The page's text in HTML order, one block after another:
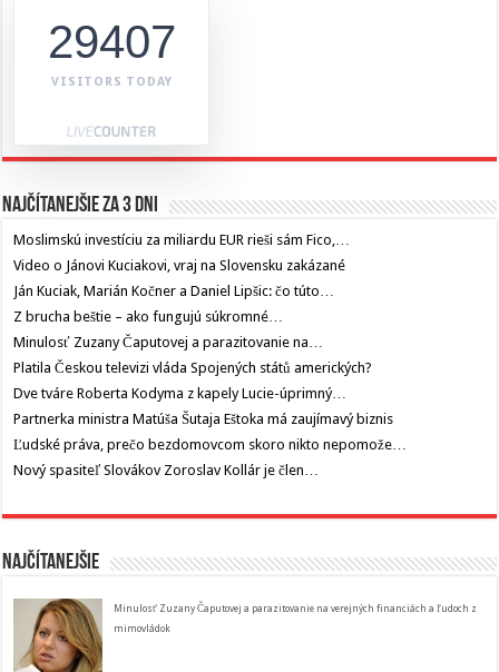
29407
VISITORS TODAY
Najčítanejšie za 3 dni
Moslimskú investíciu za miliardu EUR rieši sám Fico,…
Video o Jánovi Kuciakovi, vraj na Slovensku zakázané
Ján Kuciak, Marián Kočner a Daniel Lipšic: čo túto…
Z brucha beštie – ako fungujú súkromné…
Minulosť Zuzany Čaputovej a parazitovanie na…
Platila Českou televizi vláda Spojených států amerických?
Dve tváre Roberta Kodyma z kapely Lucie-úprimný…
Partnerka ministra Matúša Šutaja Eštoka má zaujímavý biznis
Ľudské práva, prečo bezdomovcom skoro nikto nepomože…
Nový spasiteľ Slovákov Zoroslav Kollár je člen…
Najčítanejšie
Minulosť Zuzany Čaputovej a parazitovanie na verejných financiách a ľudoch z
mimovládok